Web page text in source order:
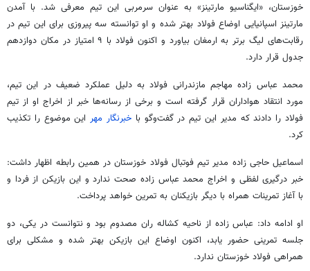
خوزستان، «ایگناسیو مارتینز» به عنوان سرمربی این تیم معرفی شد. با آمدن
مارتینز اسپانیایی اوضاع فولاد بهتر شده و او توانسته سه پیروزی برای این تیم در
رقابت‌های لیگ برتر به ارمغان بیاورد و اکنون فولاد با ۹ امتیاز در مکان دوازدهم
جدول قرار دارد.
محمد عباس زاده مهاجم مازندرانی فولاد به دلیل عملکرد ضعیف در این تیم،
مورد انتقاد هواداران قرار گرفته است و برخی از رسانه‌ها خبر از اخراج او از تیم
فولاد را دادند که مدیر این تیم در گفت‌وگو با خبرنگار مهراین موضوع را تکذیب
کرد.
اسماعیل حاجی زاده مدیر تیم فوتبال فولاد خوزستان در همین رابطه اظهار داشت:
خبر درگیری لفظی و اخراج محمد عباس زاده صحت ندارد و این بازیکن از فردا و
با آغاز تمرینات همراه با دیگر بازیکنان به تمرین خواهد پرداخت.
او ادامه داد: عباس زاده از ناحیه کشاله ران مصدوم بود و نتوانست در یکی، دو
جلسه تمرینی حضور یابد، اکنون اوضاع این بازیکن بهتر شده و مشکلی برای
همراهی فولاد خوزستان ندارد.